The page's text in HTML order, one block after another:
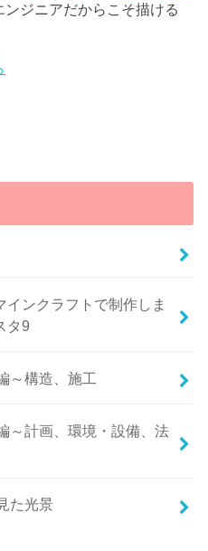
ンジニアだからこそ描ける
ンクラフトで制作しま
タ9
～構造、施工
～計画、環境・設備、法
た光景